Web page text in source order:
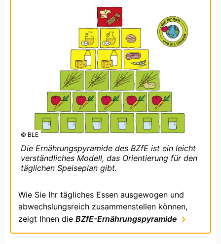
© BLE
Die Ernährungspyramide des BZfE ist ein leicht
verständliches Modell, das Orientierung für den
täglichen Speiseplan gibt.
Wie Sie Ihr tägliches Essen ausgewogen und
abwechslungsreich zusammenstellen können,
zeigt Ihnen die BZfE-Ernährungspyramide